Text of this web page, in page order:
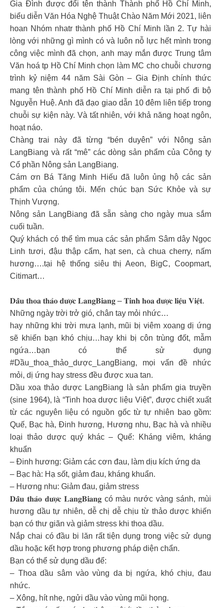
Gia Đình được đổi tên thành Thành phố Hồ Chí Minh,
biểu diễn Văn Hóa Nghệ Thuật Chào Năm Mới 2021, liên
hoan Nhóm nhatr thành phố Hồ Chí Minh lần 2. Tự hài
lòng với những gì mình có và luôn nỗ lực hết mình trong
công việc mình đã chọn, anh may mắn được Trung tâm
Văn hoá tp Hồ Chí Minh chọn làm MC cho chuỗi chương
trình kỷ niệm 44 năm Sài Gòn – Gia Định chính thức
mang tên thành phố Hồ Chí Minh diễn ra tại phố đi bộ
Nguyễn Huệ. Anh đã đạo giao dẫn 10 đêm liên tiếp trong
chuỗi sự kiện này. Và tất nhiên, với khả năng hoạt ngôn,
hoạt náo.
Chàng trai này đã từng “bén duyên” với Nông sản
LangBiang và rất “mê” các dòng sản phẩm của Công ty
Cổ phần Nông sản LangBiang.
Cám ơn Bá Tăng Minh Hiếu đã luôn ủng hộ các sản
phẩm của chúng tôi. Mến chúc bạn Sức Khỏe và sự
Thịnh Vượng.
Nông sản LangBiang đã sẵn sàng cho ngày mua sắm
cuối tuần.
Quý khách có thể tìm mua các sản phẩm Sâm dây Ngọc
Linh tươi, đậu thập cẩm, hạt sen, cà chua cherry, nấm
hương….tại hệ thống siêu thị Aeon, BigC, Coopmart,
Citimart…
𝐃𝐚̂̀𝐮 𝐭𝐡𝐨𝐚 𝐭𝐡𝐚̉𝐨 𝐝𝐮̛𝐨̛̣𝐜 𝐋𝐚𝐧𝐠𝐁𝐢𝐚𝐧𝐠 – 𝐓𝐢𝐧𝐡 𝐡𝐨𝐚 𝐝𝐮̛𝐨̛̣𝐜 𝐥𝐢𝐞̣̂𝐮 𝐕𝐢𝐞̣̂𝐭.
Những ngày trời trở gió, chân tay mỏi nhức…
hay những khi trời mưa lạnh, mũi bị viêm xoang dị ứng
sẽ khiến bạn khó chịu…hay khi bị côn trùng đốt, mẫm
ngứa…bạn có thể sử dụng
#Dầu_thoa_thảo_dược_LangBiang, mọi vấn đề nhức
mỏi, dị ứng hay stress đều được xua tan.
Dầu xoa thảo dược LangBiang là sản phẩm gia truyền
(sine 1964), là “Tinh hoa dược liệu Việt”, được chiết xuất
từ các nguyên liệu có nguồn gốc từ tự nhiên bao gồm:
Quế, Bạc hà, Đinh hương, Hương nhu, Bạc hà và nhiều
loại thảo dược quý khác – Quế: Kháng viêm, kháng
khuẩn
– Đinh hương: Giảm các cơn đau, làm dịu kích ứng da
– Bạc hà: Hạ sốt, giảm đau, kháng khuẩn.
– Hương nhu: Giảm đau, giảm stress
𝐃𝐚̂̀𝐮 𝐭𝐡𝐚̉𝐨 𝐝𝐮̛𝐨̛̣𝐜 𝐋𝐚𝐧𝐠𝐁𝐢𝐚𝐧𝐠 có màu nước vàng sánh, mùi
hương dầu tự nhiên, dễ chị dễ chịu từ thảo dược khiến
bạn có thư giãn và giảm stress khi thoa dầu.
Nắp chai có đầu bi lăn rất tiện dụng trong việc sử dụng
dầu hoặc kết hợp trong phương pháp diện chẩn.
Bạn có thể sử dụng dầu để:
– Thoa dầu sâm vào vùng da bị ngứa, khó chịu, đau
nhức.
– Xông, hít nhẹ, ngửi dầu vào vùng mũi họng.